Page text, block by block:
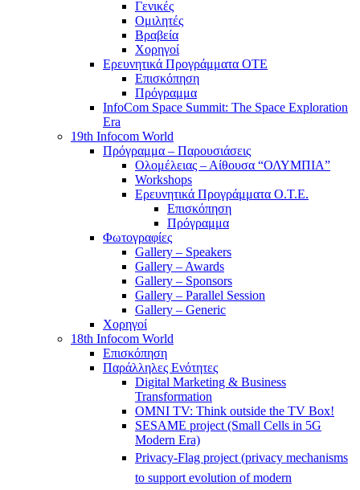
Γενικές
Ομιλητές
Βραβεία
Χορηγοί
Ερευνητικά Προγράμματα ΟΤΕ
Επισκόπηση
Πρόγραμμα
InfoCom Space Summit: The Space Exploration
Era
19th Infocom World
Πρόγραμμα – Παρουσιάσεις
Ολομέλειας – Αίθουσα “ΟΛΥΜΠΙΑ”
Workshops
Ερευνητικά Προγράμματα Ο.Τ.Ε.
Επισκόπηση
Πρόγραμμα
Φωτογραφίες
Gallery – Speakers
Gallery – Awards
Gallery – Sponsors
Gallery – Parallel Session
Gallery – Generic
Χορηγοί
18th Infocom World
Επισκόπηση
Παράλληλες Ενότητες
Digital Marketing & Business
Transformation
OMNI TV: Think outside the TV Box!
SESAME project (Small Cells in 5G
Modern Era)
Privacy-Flag project (privacy mechanisms
to support evolution of modern